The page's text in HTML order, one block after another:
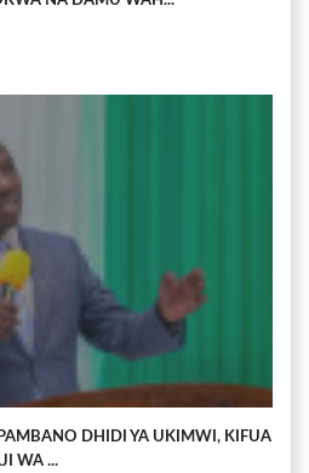
DHIDI YA UKIMWI, KIFUA
WA ...